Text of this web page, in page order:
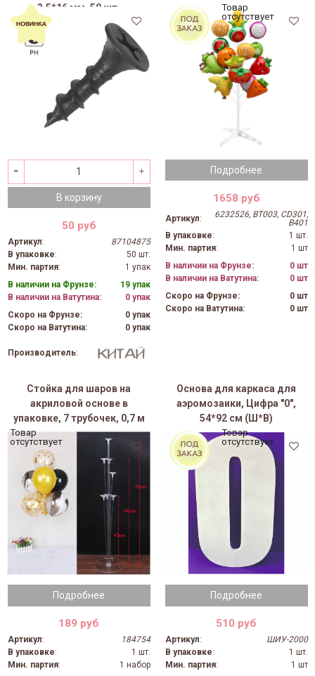
3,5*16 мм, 50 шт.
В корзину
50 руб
Артикул:
87104875
В упаковке:
50 шт.
Мин. партия:
1 упак
В наличии на Фрунзе:
19 упак
В наличии на Ватутина:
0 упак
Скоро на Фрунзе:
0 упак
Скоро на Ватутина:
0 упак
Производитель:
Подробнее
Товар
отсутствует
1658 руб
Артикул:
6232526, BT003, CD301,
B401
В упаковке:
1 шт.
Мин. партия:
1 шт
В наличии на Фрунзе:
0 шт
В наличии на Ватутина:
0 шт
Скоро на Фрунзе:
0 шт
Скоро на Ватутина:
0 шт
Стойка для шаров на
акриловой основе в
упаковке, 7 трубочек, 0,7 м
Подробнее
Товар
отсутствует
189 руб
Артикул:
184754
В упаковке:
1 шт.
Мин. партия:
1 набор
Основа для каркаса для
аэромозаики, Цифра "0",
54*92 см (Ш*В)
Подробнее
Товар
отсутствует
510 руб
Артикул:
ШИУ-2000
В упаковке:
1 шт.
Мин. партия:
1 шт